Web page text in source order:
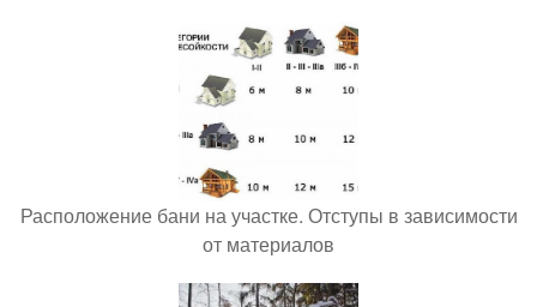
Расположение бани на участке. Отступы в зависимости
от материалов